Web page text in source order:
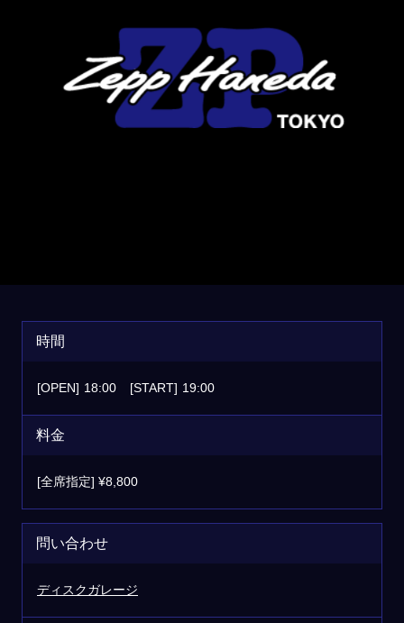
時間
[OPEN] 18:00 [START] 19:00
料金
[全席指定] ¥8,800
問い合わせ
ディスクガレージ